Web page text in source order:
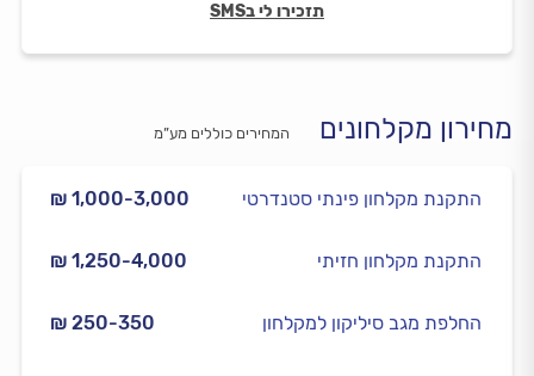
תזכירו לי בSMS
מחירון מקלחונים המחירים כוללים מע”מ
₪ 1,000-3,000 התקנת מקלחון פינתי סטנדרטי
₪ 1,250-4,000 התקנת מקלחון חזיתי
₪ 250-350 החלפת מגב סיליקון למקלחון